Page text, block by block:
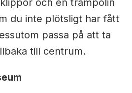
och en trampolin
du inte plötsligt har fått
passa på att ta
till centrum.